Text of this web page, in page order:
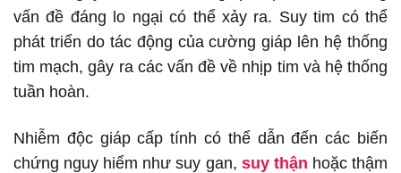
vấn đề đáng lo ngại có thể xảy ra. Suy tim có thể
phát triển do tác động của cường giáp lên hệ thống
tim mạch, gây ra các vấn đề về nhịp tim và hệ thống
tuần hoàn.
Nhiễm độc giáp cấp tính có thể dẫn đến các biến
chứng nguy hiểm như suy gan, suy thận hoặc thậm